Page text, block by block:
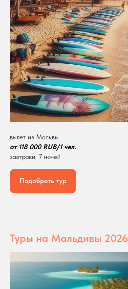
вылет из Москвы
от 118 000 RUB/1 чел.
завтраки, 7 ночей
Подобрать тур
Туры на Мальдивы 2026